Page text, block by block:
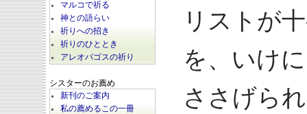
マルコで祈る
神との語らい
祈りへの招き
祈りのひととき
アレオパゴスの祈り
シスターのお薦め
新刊のご案内
私の薦めるこの一冊
リストが
を、いけ
ささげら